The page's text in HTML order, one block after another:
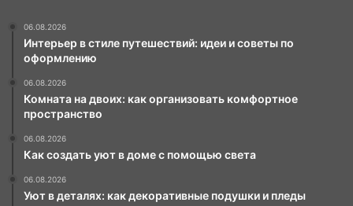
06.08.2026
Интерьер в стиле путешествий: идеи и советы по
оформлению
06.08.2026
Комната на двоих: как организовать комфортное
пространство
06.08.2026
Как создать уют в доме с помощью света
06.08.2026
Уют в деталях: как декоративные подушки и пледы